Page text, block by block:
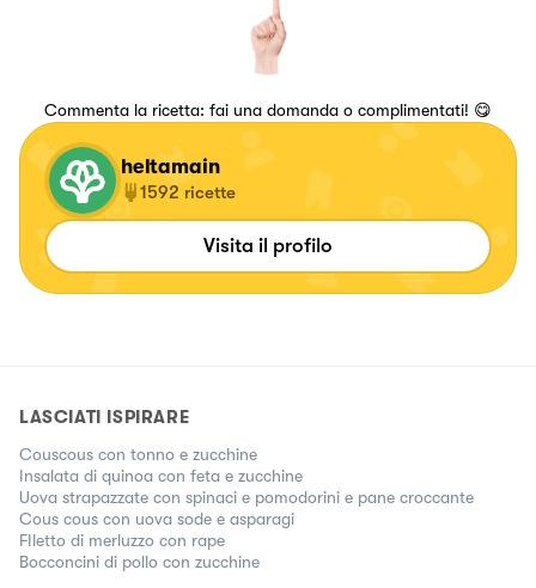
Commenta la ricetta: fai una domanda o complimentati! 😋
heltamain
1592 ricette
Visita il profilo
LASCIATI ISPIRARE
Couscous con tonno e zucchine
Insalata di quinoa con feta e zucchine
Uova strapazzate con spinaci e pomodorini e pane croccante
Cous cous con uova sode e asparagi
FIletto di merluzzo con rape
Bocconcini di pollo con zucchine